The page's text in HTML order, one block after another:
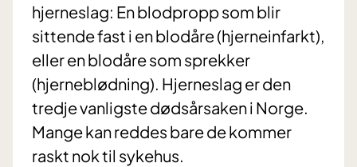
hjerneslag: En blodpropp som blir
sittende fast i en blodåre (hjerneinfarkt),
eller en blodåre som sprekker
(hjerneblødning). Hjerneslag er den
tredje vanligste dødsårsaken i Norge.
Mange kan reddes bare de kommer
raskt nok til sykehus.